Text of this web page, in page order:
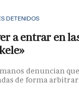
DETENIDOS
a entrar en
denuncian
de forma